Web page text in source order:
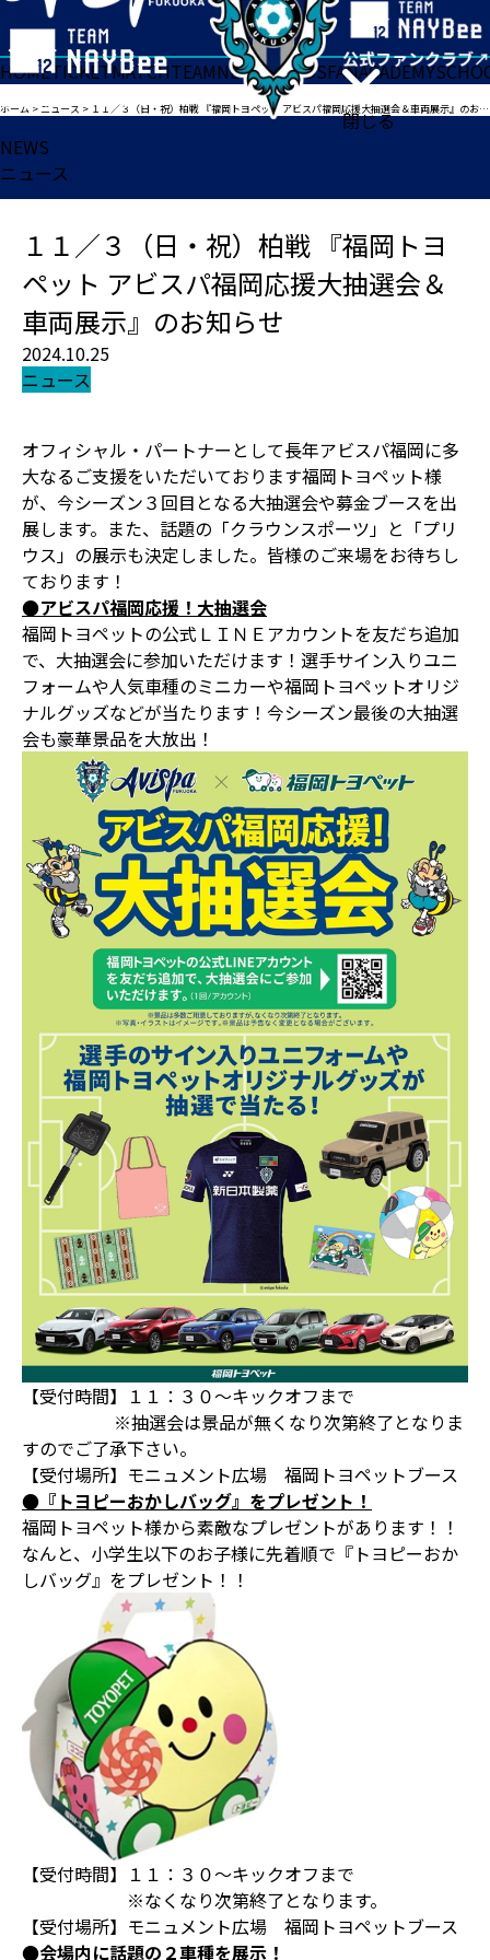
閉じる
HOMETICKETMATCHTEAMNEWSGOODSFANACADEMY
ホーム >ニュース > １１／３（日・祝）柏戦 『福岡トヨペット アビスパ福岡応援大抽選会＆車両展示』のお知らせ
NEWS
ニュース
１１／３（日・祝）柏戦 『福岡トヨ
ペット アビスパ福岡応援大抽選会＆
車両展示』のお知らせ
2024.10.25
ニュース
オフィシャル・パートナーとして長年アビスパ福岡に多
大なるご支援をいただいております福岡トヨペット様
が、今シーズン３回目となる大抽選会や募金ブースを出
展します。また、話題の「クラウンスポーツ」と「プリ
ウス」の展示も決定しました。皆様のご来場をお待ちし
ております！
●アビスパ福岡応援！大抽選会
福岡トヨペットの公式ＬＩＮＥアカウントを友だち追加
で、大抽選会に参加いただけます！選手サイン入りユニ
フォームや人気車種のミニカーや福岡トヨペットオリジ
ナルグッズなどが当たります！今シーズン最後の大抽選
会も豪華景品を大放出！
【受付時間】１１：３０～キックオフまで
※抽選会は景品が無くなり次第終了となりま
すのでご了承下さい。
【受付場所】モニュメント広場 福岡トヨペットブース
●『トヨピーおかしバッグ』をプレゼント！
福岡トヨペット様から素敵なプレゼントがあります！！
なんと、小学生以下のお子様に先着順で『トヨピーおか
しバッグ』をプレゼント！！
【受付時間】１１：３０～キックオフまで
※なくなり次第終了となります。
【受付場所】モニュメント広場 福岡トヨペットブース
●会場内に話題の２車種を展示！